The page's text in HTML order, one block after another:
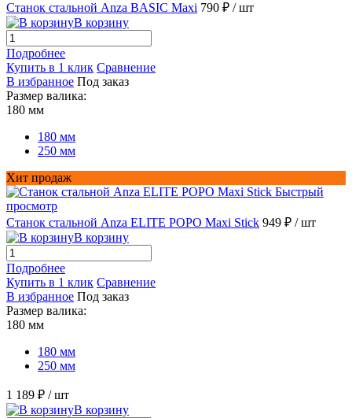
Станок стальной Anza BASIC Maxi 790 ₽ / шт
В корзину
Подробнее
Купить в 1 клик Сравнение
В избранное Под заказ
Размер валика:
180 мм
180 мм
250 мм
Хит продаж
Быстрый
просмотр
Станок стальной Anza ELITE POPO Maxi Stick 949 ₽ / шт
В корзину
Подробнее
Купить в 1 клик Сравнение
В избранное Под заказ
Размер валика:
180 мм
180 мм
250 мм
1 189 ₽ / шт
В корзину